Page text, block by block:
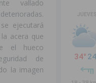
vallado
ejecutará
acera que
el hueco
de
la imagen